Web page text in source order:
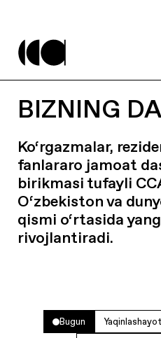
BIZNING
Ko‘rgazmalar,
fanlararo jamoat
birikmasi tufayli
O‘zbekiston va
qismi o‘rtasida
rivojlantiradi.
Bugun